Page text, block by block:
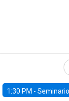
1:30 PM -Seminario: “Recuperando la humanidad para progresar en la era de